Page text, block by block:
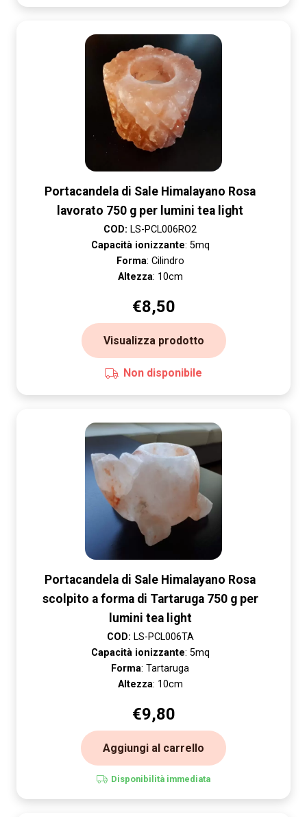
Portacandela di Sale Himalayano Rosa
lavorato 750 g per lumini tea light
COD: LS-PCL006RO2
Capacità ionizzante: 5mq
Forma: Cilindro
Altezza: 10cm
€8,50
Visualizza prodotto
Non disponibile
Portacandela di Sale Himalayano Rosa
scolpito a forma di Tartaruga 750 g per
lumini tea light
COD: LS-PCL006TA
Capacità ionizzante: 5mq
Forma: Tartaruga
Altezza: 10cm
€9,80
Aggiungi al carrello
Disponibilità immediata